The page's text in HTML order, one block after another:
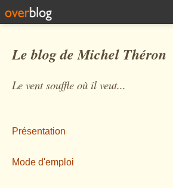
Le blog de Michel Théron
Le vent souffle où il veut...
Présentation
Mode d'emploi